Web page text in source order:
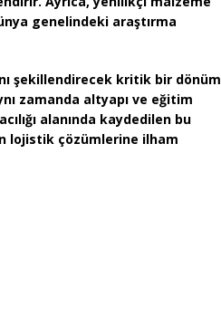
genelindeki araştırma
şekillendirecek kritik bir dönüm
zamanda altyapı ve eğitim
alanında kaydedilen bu
lojistik çözümlerine ilham